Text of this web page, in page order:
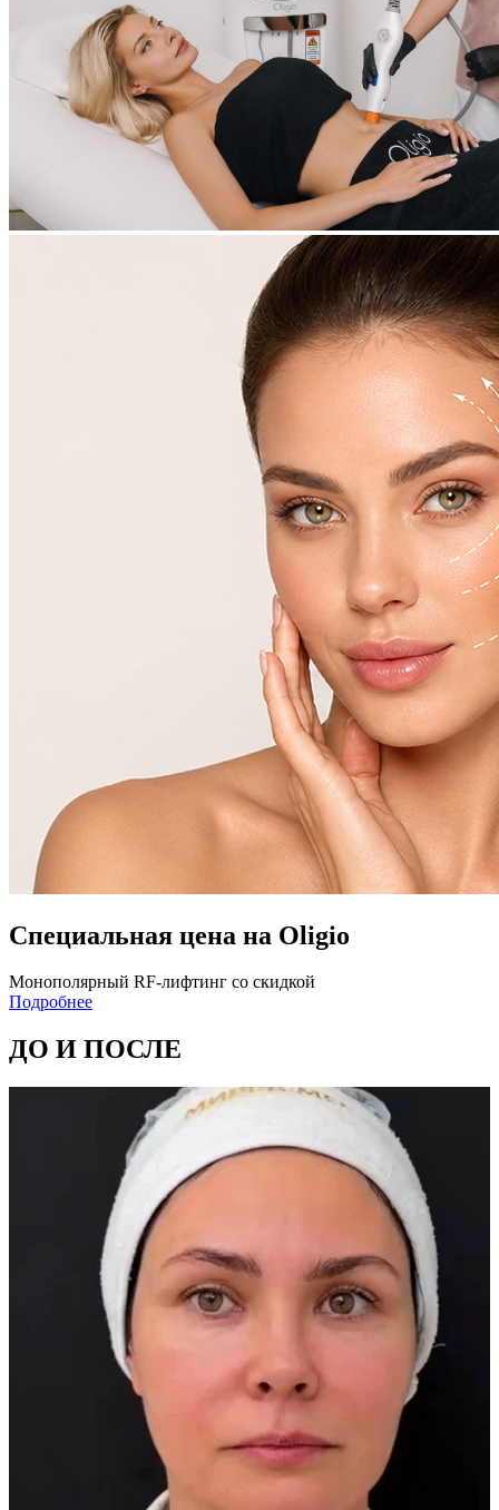
Специальная цена на Oligio
Монополярный RF-лифтинг со скидкой
Подробнее
ДО И ПОСЛЕ